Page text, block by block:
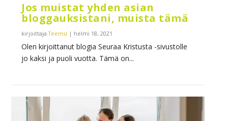
Jos muistat yhden asian
bloggauksistani, muista tämä
kirjoittajaTeemu | helmi 18, 2021
Olen kirjoittanut blogia Seuraa Kristusta -sivustolle
jo kaksi ja puoli vuotta. Tämä on...